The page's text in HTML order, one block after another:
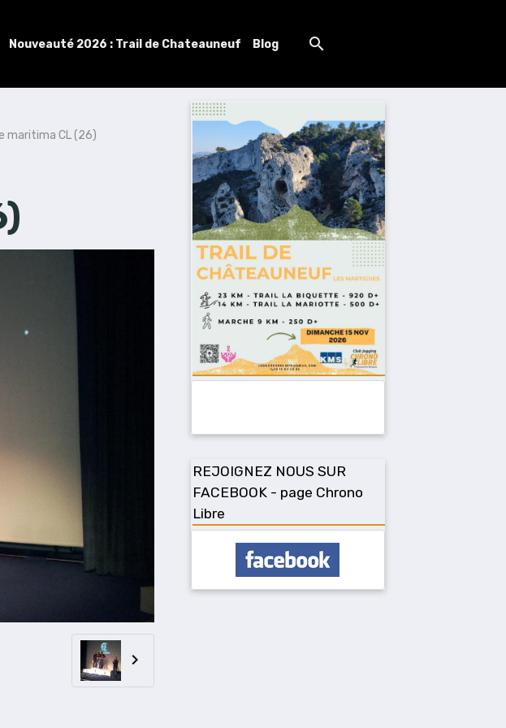
Nouveauté 2026 : Trail de Chateauneuf Blog
maritima CL (26)
REJOIGNEZ NOUS SUR
FACEBOOK - page Chrono
Libre